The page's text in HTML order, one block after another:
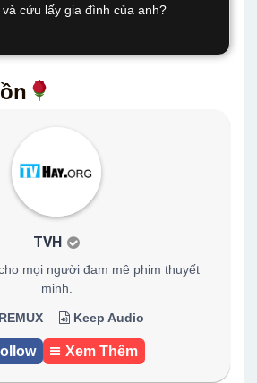
cứu lấy gia đình của anh?
TVH
mọi người đam mê phim thuyết
minh.
Keep Audio
Xem Thêm